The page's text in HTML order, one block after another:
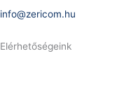
info@zericom.hu
Elérhetőségeink